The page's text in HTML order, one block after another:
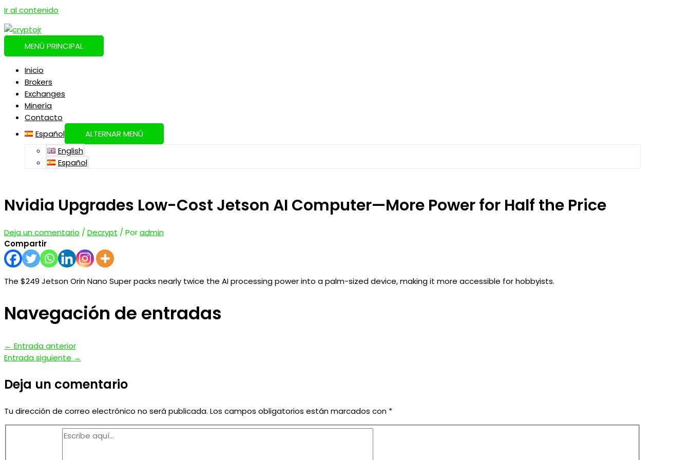
Ir al contenido
MENÚ PRINCIPAL
Inicio
Brokers
Exchanges
Minería
Contacto
Español
ALTERNAR MENÚ
English
Español
Nvidia Upgrades Low-Cost Jetson AI Computer—More Power for Half the Price
Deja un comentario /Decrypt / Poradmin
Compartir
The $249 Jetson Orin Nano Super packs nearly twice the AI processing power into a palm-sized device, making it more accessible for hobbyists.
Navegación de entradas
← Entrada anterior
Entrada siguiente →
Deja un comentario
Tu dirección de correo electrónico no será publicada. Los campos obligatorios están marcados con *